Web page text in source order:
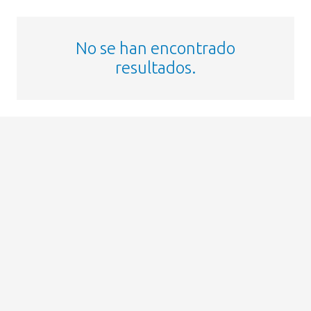
No se han encontrado
resultados.